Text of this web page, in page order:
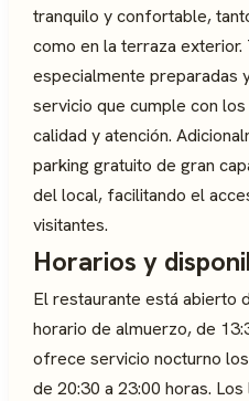
tranquilo y confortable,
como en la terraza exterior.
especialmente preparadas
servicio que cumple con
calidad y atención.
parking gratuito de gran
del local, facilitando el
visitantes.
Horarios y
El restaurante está abierto
horario de almuerzo, de
ofrece servicio nocturno
de 20:30 a 23:00 horas.